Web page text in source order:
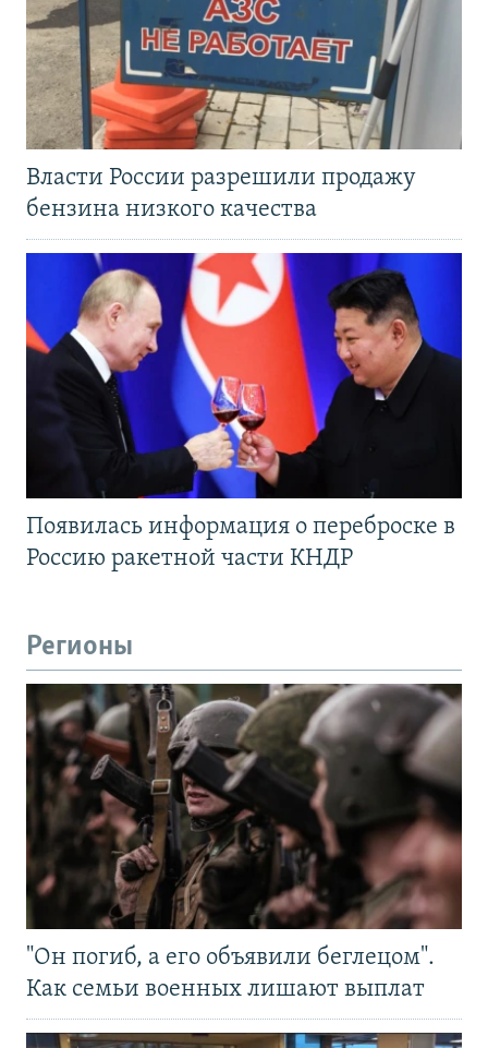
Власти России разрешили продажу
бензина низкого качества
Появилась информация о переброске в
Россию ракетной части КНДР
Регионы
"Он погиб, а его объявили беглецом".
Как семьи военных лишают выплат